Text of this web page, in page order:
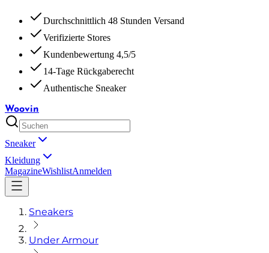
Durchschnittlich 48 Stunden Versand
Verifizierte Stores
Kundenbewertung 4,5/5
14-Tage Rückgaberecht
Authentische Sneaker
Woovin
Sneaker
Kleidung
MagazineWishlistAnmelden
Sneakers
Under Armour